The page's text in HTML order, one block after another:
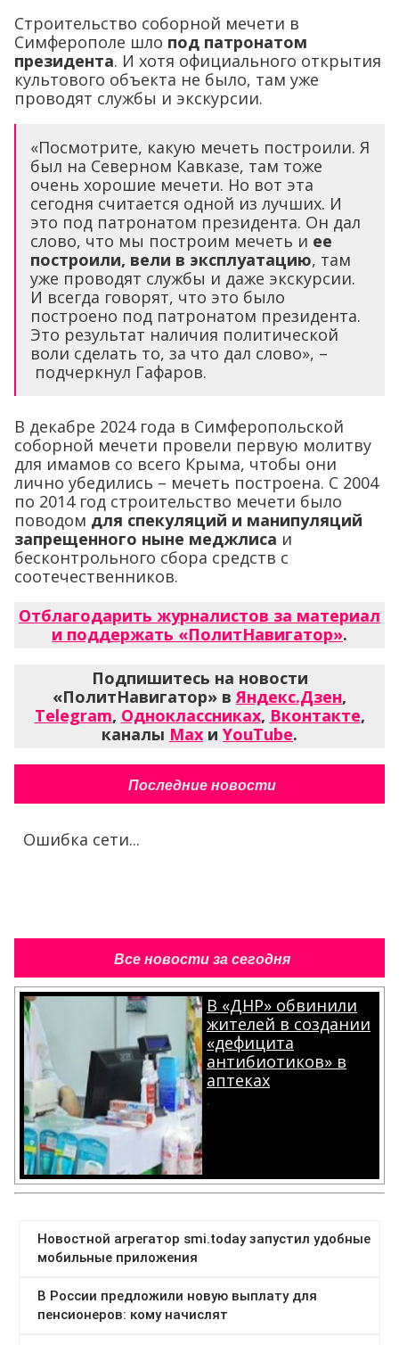
Строительство соборной мечети в
Симферополе шло под патронатом
президента. И хотя официального открытия
культового объекта не было, там уже
проводят службы и экскурсии.
«Посмотрите, какую мечеть построили. Я
был на Северном Кавказе, там тоже
очень хорошие мечети. Но вот эта
сегодня считается одной из лучших. И
это под патронатом президента. Он дал
слово, что мы построим мечеть и ее
построили, вели в эксплуатацию, там
уже проводят службы и даже экскурсии.
И всегда говорят, что это было
построено под патронатом президента.
Это результат наличия политической
воли сделать то, за что дал слово», –
подчеркнул Гафаров.
В декабре 2024 года в Симферопольской
соборной мечети провели первую молитву
для имамов со всего Крыма, чтобы они
лично убедились – мечеть построена. С 2004
по 2014 год строительство мечети было
поводом для спекуляций и манипуляций
запрещенного ныне меджлиса и
бесконтрольного сбора средств с
соотечественников.
Отблагодарить журналистов за материал
и поддержать «ПолитНавигатор».
Подпишитесь на новости
«ПолитНавигатор» вЯндекс.Дзен,
Telegram, Одноклассниках, Вконтакте,
каналы Max и YouTube.
Последние новости
Ошибка сети...
Все новости за сегодня
В «ДНР» обвинили
жителей в создании
«дефицита
антибиотиков» в
аптеках
.